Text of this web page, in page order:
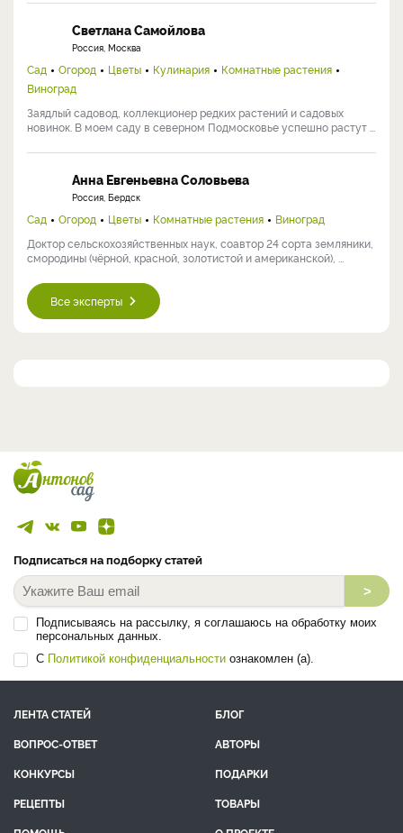
Светлана Самойлова
Россия, Москва
Сад Огород Цветы Кулинария
Комнатные растения
Виноград
Заядлый садовод, коллекционер редких растений и садовых
новинок. В моем саду в северном Подмосковье успешно растут ...
Анна Евгеньевна Соловьева
Россия, Бердск
Сад Огород Цветы Комнатные растения
Виноград
Доктор сельскохозяйственных наук, соавтор 24 сорта земляники,
смородины (чёрной, красной, золотистой и американской), ...
Все эксперты
Подписаться на подборку статей
>
Подписываясь на рассылку, я соглашаюсь на обработку моих
персональных данных.
С Политикой конфиденциальности ознакомлен (а).
ЛЕНТА СТАТЕЙ
БЛОГ
ВОПРОС-ОТВЕТ
АВТОРЫ
КОНКУРСЫ
ПОДАРКИ
РЕЦЕПТЫ
ТОВАРЫ